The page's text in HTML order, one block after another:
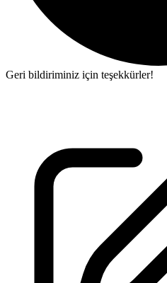
Geri bildiriminiz için teşekkürler!